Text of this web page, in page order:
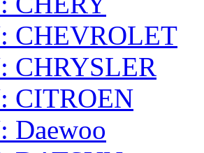
CHEVROLET
CHRYSLER
CITROEN
Daewoo